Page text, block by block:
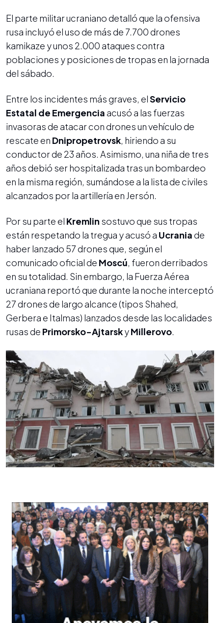
El parte militar ucraniano detalló que la ofensiva
rusa incluyó el uso de más de 7.700 drones
kamikaze y unos 2.000 ataques contra
poblaciones y posiciones de tropas en la jornada
del sábado.
Entre los incidentes más graves, elServicio
Estatal de Emergenciaacusó a las fuerzas
invasoras de atacar con drones un vehículo de
rescate en Dnipropetrovsk, hiriendo a su
conductor de 23 años. Asimismo, una niña de tres
años debió ser hospitalizada tras un bombardeo
en la misma región, sumándose a la lista de civiles
alcanzados por la artillería en Jersón.
Por su parte el Kremlin sostuvo que sus tropas
están respetando la tregua y acusó a Ucraniade
haber lanzado 57 drones que, según el
comunicado oficial de Moscú, fueron derribados
en su totalidad. Sin embargo, la Fuerza Aérea
ucraniana reportó que durante la noche interceptó
27 drones de largo alcance (tipos Shahed,
Gerbera e Italmas) lanzados desde las localidades
rusas de Primorsko-AjtarskyMillerovo.